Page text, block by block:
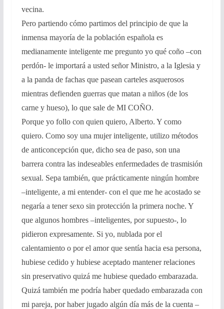
vecina.
Pero partiendo cómo partimos del principio de que la
inmensa mayoría de la población española es
medianamente inteligente me pregunto yo qué coño –con
perdón- le importará a usted señor Ministro, a la Iglesia y
a la panda de fachas que pasean carteles asquerosos
mientras defienden guerras que matan a niños (de los
carne y hueso), lo que sale de MI COÑO.
Porque yo follo con quien quiero, Alberto. Y como
quiero. Como soy una mujer inteligente, utilizo métodos
de anticoncepción que, dicho sea de paso, son una
barrera contra las indeseables enfermedades de trasmisión
sexual. Sepa también, que prácticamente ningún hombre
–inteligente, a mi entender- con el que me he acostado se
negaría a tener sexo sin protección la primera noche. Y
que algunos hombres –inteligentes, por supuesto-, lo
pidieron expresamente. Si yo, nublada por el
calentamiento o por el amor que sentía hacia esa persona,
hubiese cedido y hubiese aceptado mantener relaciones
sin preservativo quizá me hubiese quedado embarazada.
Quizá también me podría haber quedado embarazada con
mi pareja, por haber jugado algún día más de la cuenta –